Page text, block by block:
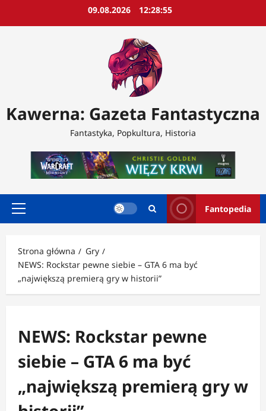
09.08.2026 12:28:57
Kawerna: Gazeta Fantastyczna
Fantastyka, Popkultura, Historia
Menu
Fantopedia
Strona główna
Gry
NEWS: Rockstar pewne siebie – GTA 6 ma być
„największą premierą gry w historii”
NEWS: Rockstar pewne
siebie – GTA 6 ma być
„największą premierą gry w